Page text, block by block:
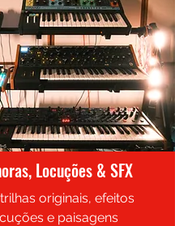
Locuções & SFX
originais, efeitos
e paisagens